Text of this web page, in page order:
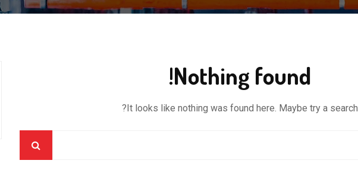
Nothing found!
It looks like nothing was found here. Maybe try a search?